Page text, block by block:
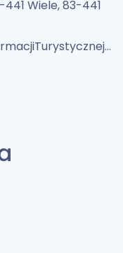
Wiele, 83-441
WieleCentrumInformacjiTurystycznej/?locale=pl_PL